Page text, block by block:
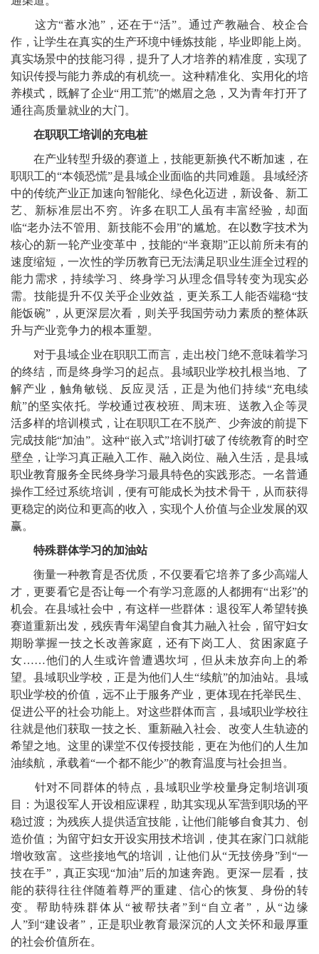
这方“蓄水池”，还在于“活”。通过产教融合、校企合
作，让学生在真实的生产环境中锤炼技能，毕业即能上岗。
真实场景中的技能习得，提升了人才培养的精准度，实现了
知识传授与能力养成的有机统一。这种精准化、实用化的培
养模式，既解了企业“用工荒”的燃眉之急，又为青年打开了
通往高质量就业的大门。
在职职工培训的充电桩
在产业转型升级的赛道上，技能更新换代不断加速，在
职职工的“本领恐慌”是县域企业面临的共同难题。县域经济
中的传统产业正加速向智能化、绿色化迈进，新设备、新工
艺、新标准层出不穷。许多在职工人虽有丰富经验，却面
临“老办法不管用、新技能不会用”的尴尬。在以数字技术为
核心的新一轮产业变革中，技能的“半衰期”正以前所未有的
速度缩短，一次性的学历教育已无法满足职业生涯全过程的
能力需求，持续学习、终身学习从理念倡导转变为现实必
需。技能提升不仅关乎企业效益，更关系工人能否端稳“技
能饭碗”，从更深层次看，则关乎我国劳动力素质的整体跃
升与产业竞争力的根本重塑。
对于县域企业在职职工而言，走出校门绝不意味着学习
的终结，而是终身学习的起点。县域职业学校扎根当地、了
解产业，触角敏锐、反应灵活，正是为他们持续“充电续
航”的坚实依托。学校通过夜校班、周末班、送教入企等灵
活多样的培训模式，让在职职工在不脱产、少奔波的前提下
完成技能“加油”。这种“嵌入式”培训打破了传统教育的时空
壁垒，让学习真正融入工作、融入岗位、融入生活，是县域
职业教育服务全民终身学习最具特色的实践形态。一名普通
操作工经过系统培训，便有可能成长为技术骨干，从而获得
更稳定的岗位和更高的收入，实现个人价值与企业发展的双
赢。
特殊群体学习的加油站
衡量一种教育是否优质，不仅要看它培养了多少高端人
才，更要看它是否让每一个有学习意愿的人都拥有“出彩”的
机会。在县域社会中，有这样一些群体：退役军人希望转换
赛道重新出发，残疾青年渴望自食其力融入社会，留守妇女
期盼掌握一技之长改善家庭，还有下岗工人、贫困家庭子
女……他们的人生或许曾遭遇坎坷，但从未放弃向上的希
望。县域职业学校，正是为他们人生“续航”的加油站。县域
职业学校的价值，远不止于服务产业，更体现在托举民生、
促进公平的社会功能上。对这些群体而言，县域职业学校往
往就是他们获取一技之长、重新融入社会、改变人生轨迹的
希望之地。这里的课堂不仅传授技能，更在为他们的人生加
油续航，承载着“一个都不能少”的教育温度与社会担当。
针对不同群体的特点，县域职业学校量身定制培训项
目：为退役军人开设相应课程，助其实现从军营到职场的平
稳过渡；为残疾人提供适宜技能，让他们能够自食其力、创
造价值；为留守妇女开设实用技术培训，使其在家门口就能
增收致富。这些接地气的培训，让他们从“无技傍身”到“一
技在手”，真正实现“加油”后的加速奔跑。更深一层看，技
能的获得往往伴随着尊严的重建、信心的恢复、身份的转
变。帮助特殊群体从“被帮扶者”到“自立者”，从“边缘
人”到“建设者”，正是职业教育最深沉的人文关怀和最厚重
的社会价值所在。